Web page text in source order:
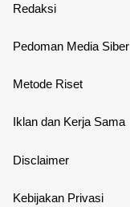
Redaksi
Pedoman Media Siber
Metode Riset
Iklan dan Kerja Sama
Disclaimer
Kebijakan Privasi